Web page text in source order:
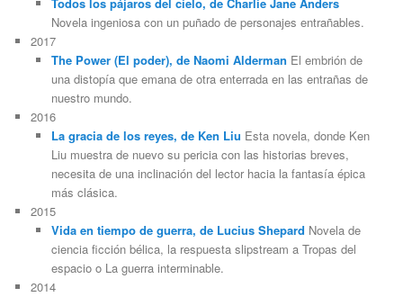
Todos los pájaros del cielo, de Charlie Jane Anders
Novela ingeniosa con un puñado de personajes entrañables.
2017
The Power (El poder), de Naomi Alderman El embrión de
una distopía que emana de otra enterrada en las entrañas de
nuestro mundo.
2016
La gracia de los reyes, de Ken Liu Esta novela, donde Ken
Liu muestra de nuevo su pericia con las historias breves,
necesita de una inclinación del lector hacia la fantasía épica
más clásica.
2015
Vida en tiempo de guerra, de Lucius Shepard Novela de
ciencia ficción bélica, la respuesta slipstream a Tropas del
espacio o La guerra interminable.
2014